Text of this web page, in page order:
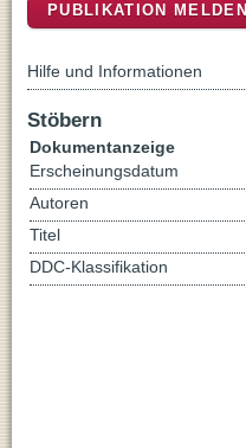
PUBLIKATION MELDEN
Hilfe und Informationen
Stöbern
Dokumentanzeige
Erscheinungsdatum
Autoren
Titel
DDC-Klassifikation